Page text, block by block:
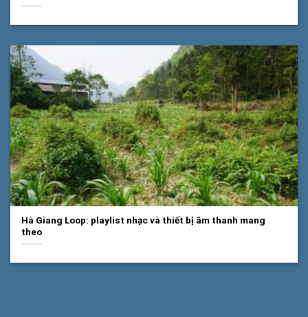
Hà Giang Loop: playlist nhạc và thiết bị âm thanh mang
theo